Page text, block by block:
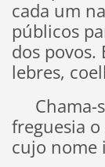
cada um
públicos
dos povos.
lebres,
Chama-
freguesia
cujo nome